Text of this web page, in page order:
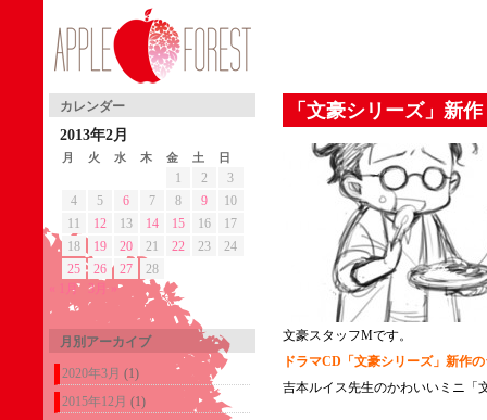
カレンダー
2013年2月
月 火 水 木 金 土 日
1 2
3
4
5 6 7 8 9
10
11
12 13 14 15 16
17
18
19 20 21 22 23
24
25
26 27
28
« 1月
3月 »
月別アーカイブ
2020年3月 (1)
2015年12月 (1)
「文豪シリーズ」新
文豪スタッフMです。
ドラマCD「文豪シリーズ」新作
吉本ルイス先生のかわいいミニ「